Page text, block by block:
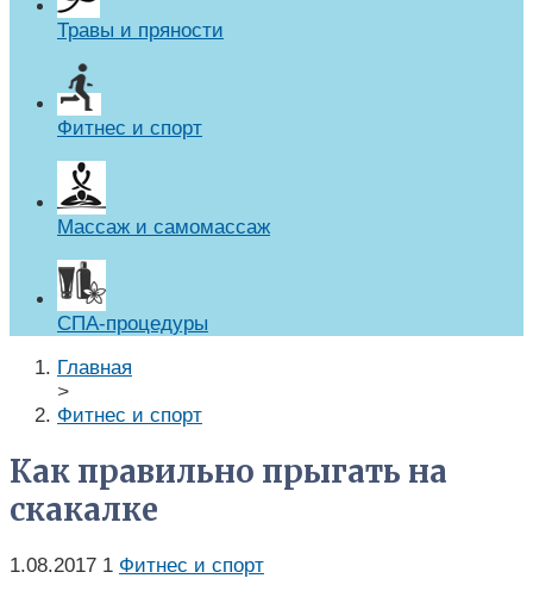
Травы и пряности
Фитнес и спорт
Массаж и самомассаж
СПА-процедуры
Главная
>
Фитнес и спорт
Как правильно прыгать на
скакалке
1.08.2017 1 Фитнес и спорт